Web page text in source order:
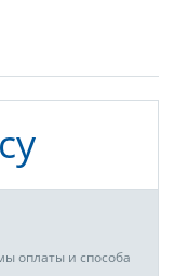
оплаты и способа